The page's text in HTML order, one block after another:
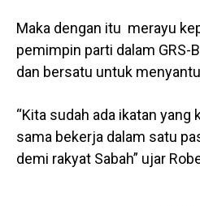
Maka dengan itu merayu
pemimpin parti dalam GRS-
dan bersatu untuk
“Kita sudah ada ikatan yang
sama bekerja dalam satu
demi rakyat Sabah” ujar